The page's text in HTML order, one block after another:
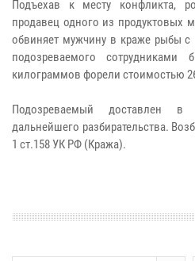
Подъехав к месту конфликта,
продавец одного из продуктовых
обвиняет мужчину в краже рыбы с
подозреваемого
килограммов форели стоимостью
Подозреваемый доставлен
дальнейшего разбирательства.
1 ст.158 УК РФ (Кража).